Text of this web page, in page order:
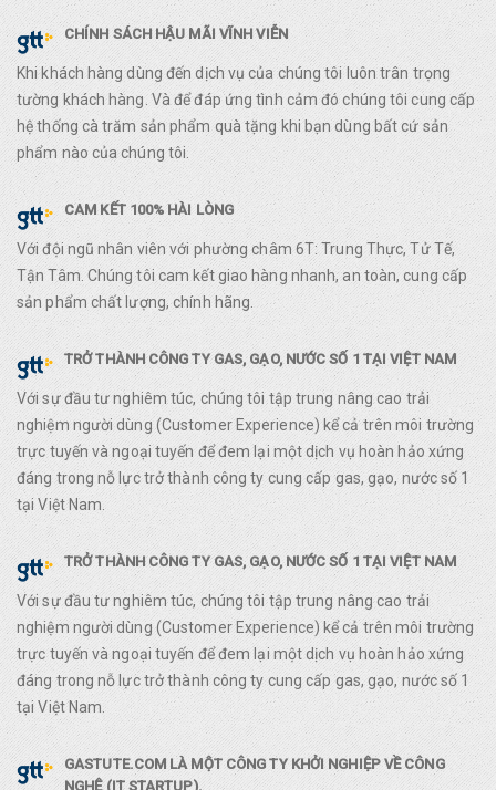
CHÍNH SÁCH HẬU MÃI VĨNH VIỄN
Khi khách hàng dùng đến dịch vụ của chúng tôi luôn trân trọng
tường khách hàng. Và để đáp ứng tình cảm đó chúng tôi cung cấp
hệ thống cà trăm sản phẩm quà tặng khi bạn dùng bất cứ sản
phẩm nào của chúng tôi.
CAM KẾT 100% HÀI LÒNG
Với đội ngũ nhân viên với phường châm 6T: Trung Thực, Tử Tế,
Tận Tâm. Chúng tôi cam kết giao hàng nhanh, an toàn, cung cấp
sản phẩm chất lượng, chính hãng.
TRỞ THÀNH CÔNG TY GAS, GẠO, NƯỚC SỐ 1 TẠI VIỆT NAM
Với sự đầu tư nghiêm túc, chúng tôi tập trung nâng cao trải
nghiệm người dùng (Customer Experience) kể cả trên môi trường
trực tuyến và ngoại tuyến để đem lại một dịch vụ hoàn hảo xứng
đáng trong nỗ lực trở thành công ty cung cấp gas, gạo, nước số 1
tại Việt Nam.
TRỞ THÀNH CÔNG TY GAS, GẠO, NƯỚC SỐ 1 TẠI VIỆT NAM
Với sự đầu tư nghiêm túc, chúng tôi tập trung nâng cao trải
nghiệm người dùng (Customer Experience) kể cả trên môi trường
trực tuyến và ngoại tuyến để đem lại một dịch vụ hoàn hảo xứng
đáng trong nỗ lực trở thành công ty cung cấp gas, gạo, nước số 1
tại Việt Nam.
GASTUTE.COM LÀ MỘT CÔNG TY KHỞI NGHIỆP VỀ CÔNG
NGHỆ (IT STARTUP).